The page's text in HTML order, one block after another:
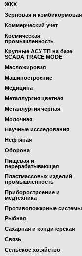
ЖКХ
Зерновая и комбикормовая
Коммерческий учет
Космическая
промышленность
Крупные АСУ ТП на базе
SCADA TRACE MODE
Масложировая
Машиностроение
Медицина
Металлургия цветная
Металлургия черная
Молочная
Научные исследования
Нефтяная
Оборона
Пищевая и
перерабатывающая
Пластмассовых изделий
промышленность
Приборостроение и
медтехника
Противопожарные системы
Рыбная
Сахарная и кондитерская
Связь
Сельское хозяйство